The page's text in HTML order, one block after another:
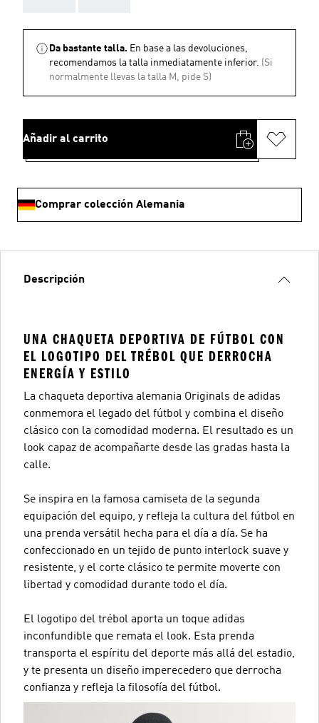
Da bastante talla. En base a las devoluciones,
recomendamos la talla inmediatamente inferior. (Si
normalmente llevas la talla M, pide S)
Añadir al carrito
Comprar colección Alemania
Descripción
UNA CHAQUETA DEPORTIVA DE FÚTBOL CON
EL LOGOTIPO DEL TRÉBOL QUE DERROCHA
ENERGÍA Y ESTILO
La chaqueta deportiva alemania Originals de adidas
conmemora el legado del fútbol y combina el diseño
clásico con la comodidad moderna. El resultado es un
look capaz de acompañarte desde las gradas hasta la
calle.
Se inspira en la famosa camiseta de la segunda
equipación del equipo, y refleja la cultura del fútbol en
una prenda versátil hecha para el día a día. Se ha
confeccionado en un tejido de punto interlock suave y
resistente, y el corte clásico te permite moverte con
libertad y comodidad durante todo el día.
El logotipo del trébol aporta un toque adidas
inconfundible que remata el look. Esta prenda
transporta el espíritu del deporte más allá del estadio,
y te presenta un diseño imperecedero que derrocha
confianza y refleja la filosofía del fútbol.